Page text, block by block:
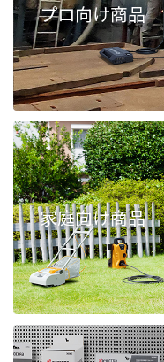
プロ向け商品
家庭向け商品